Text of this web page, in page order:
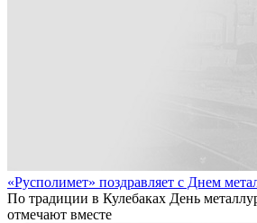
«Русполимет» поздравляет с Днем
По традиции в Кулебаках День
отмечают вместе